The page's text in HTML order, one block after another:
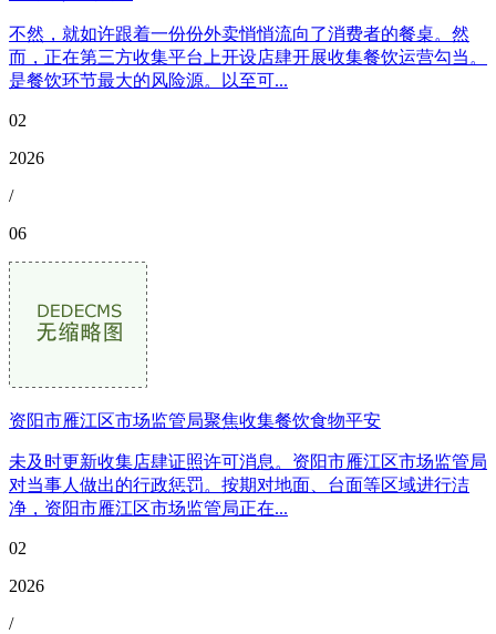
不然，就如许跟着一份份外卖悄悄流向了消费者的餐桌。然
而，正在第三方收集平台上开设店肆开展收集餐饮运营勾当。
是餐饮环节最大的风险源。以至可...
02
2026
/
06
资阳市雁江区市场监管局聚焦收集餐饮食物平安
未及时更新收集店肆证照许可消息。资阳市雁江区市场监管局
对当事人做出的行政惩罚。按期对地面、台面等区域进行洁
净，资阳市雁江区市场监管局正在...
02
2026
/